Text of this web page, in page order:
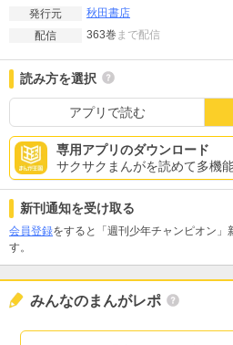
発行元
秋田書店
配信
363巻 まで配信
読み方を選択
アプリで読む
専用アプリのダウンロード
サクサクまんがを読めて多機能
新刊通知を受け取る
会員登録をすると「週刊少年チャンピオン」
す。
みんなのまんがレポ